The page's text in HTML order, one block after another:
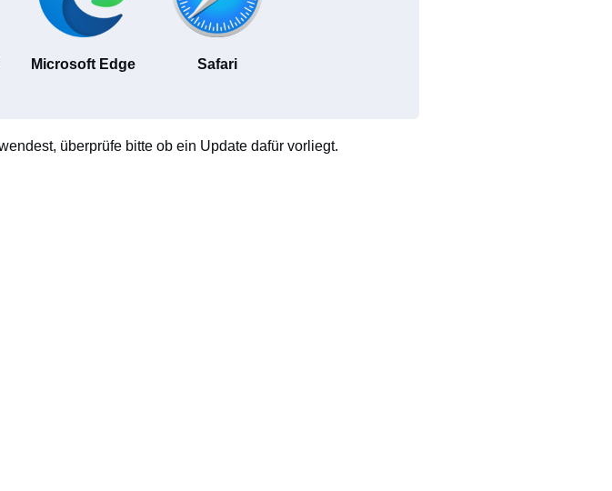
Microsoft Edge Safari
überprüfe bitte ob ein Update dafür vorliegt.